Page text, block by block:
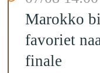
Marokko
favoriet
finale